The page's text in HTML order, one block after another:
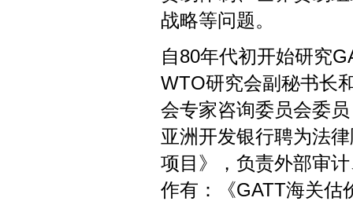
战略等问题。
自80年代初开始研究
WTO研究会副秘书长
会专家咨询委员会委
亚洲开发银行聘为法
项目》，负责外部审
作有：《GATT海关估